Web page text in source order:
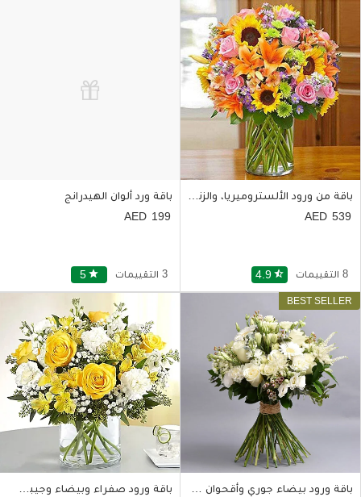
باقة من ورود الألستروميريا، والزنابق والأقحوان وعباد الشمس
539
4.9 star_half 8 التقييمات
باقة ورد ألوان الهيدرانج
199
5 star 3 التقييمات
باقة ورود صفراء وبيضاء وجيبسوفيليا في فازة زجاجية